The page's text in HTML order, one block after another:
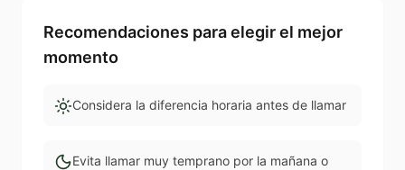
Recomendaciones para elegir el mejor
momento
Considera la diferencia horaria antes de llamar
Evita llamar muy temprano por la mañana o